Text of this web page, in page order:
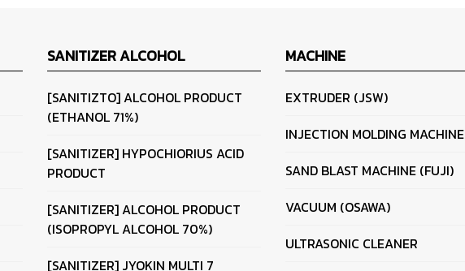
SANITIZER ALCOHOL
[SANITIZTO] ALCOHOL PRODUCT
(ETHANOL 71%)
[SANITIZER] HYPOCHIORIUS ACID
PRODUCT
[SANITIZER] ALCOHOL PRODUCT
(ISOPROPYL ALCOHOL 70%)
[SANITIZER] JYOKIN MULTI 7
MACHINE
EXTRUDER (JSW)
INJECTION MOLDING MACHINE
SAND BLAST MACHINE (FUJI)
VACUUM (OSAWA)
ULTRASONIC CLEANER